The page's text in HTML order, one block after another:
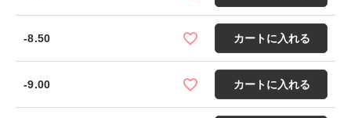
-8.50 カートに入れる
-9.00 カートに入れる